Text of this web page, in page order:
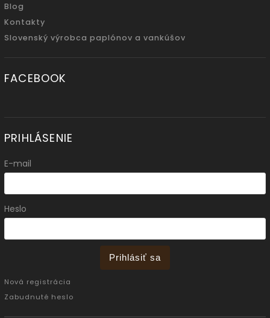
Blog
Kontakty
Slovenský výrobca paplónov a vankúšov
FACEBOOK
PRIHLÁSENIE
E-mail
Heslo
Prihlásiť sa
Nová registrácia
Zabudnuté heslo